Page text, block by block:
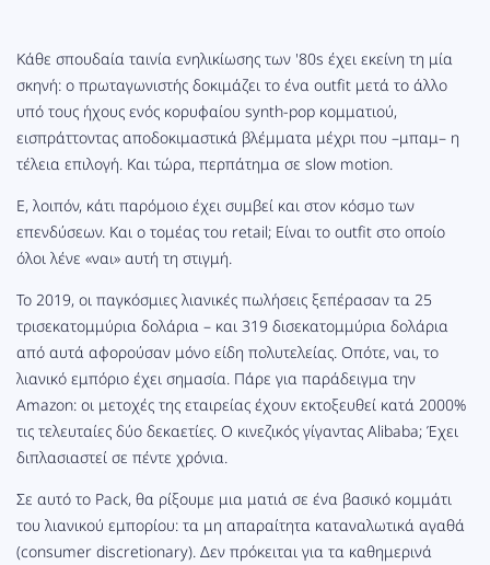
Κάθε σπουδαία ταινία ενηλικίωσης των '80s έχει εκείνη τη μία
σκηνή: ο πρωταγωνιστής δοκιμάζει το ένα outfit μετά το άλλο
υπό τους ήχους ενός κορυφαίου synth-pop κομματιού,
εισπράττοντας αποδοκιμαστικά βλέμματα μέχρι που –μπαμ– η
τέλεια επιλογή. Και τώρα, περπάτημα σε slow motion.
Ε, λοιπόν, κάτι παρόμοιο έχει συμβεί και στον κόσμο των
επενδύσεων. Και ο τομέας του retail; Είναι το outfit στο οποίο
όλοι λένε «ναι» αυτή τη στιγμή.
Το 2019, οι παγκόσμιες λιανικές πωλήσεις ξεπέρασαν τα 25
τρισεκατομμύρια δολάρια – και 319 δισεκατομμύρια δολάρια
από αυτά αφορούσαν μόνο είδη πολυτελείας. Οπότε, ναι, το
λιανικό εμπόριο έχει σημασία. Πάρε για παράδειγμα την
Amazon: οι μετοχές της εταιρείας έχουν εκτοξευθεί κατά 2000%
τις τελευταίες δύο δεκαετίες. Ο κινεζικός γίγαντας Alibaba; Έχει
διπλασιαστεί σε πέντε χρόνια.
Σε αυτό το Pack, θα ρίξουμε μια ματιά σε ένα βασικό κομμάτι
του λιανικού εμπορίου: τα μη απαραίτητα καταναλωτικά αγαθά
(consumer discretionary). Δεν πρόκειται για τα καθημερινά